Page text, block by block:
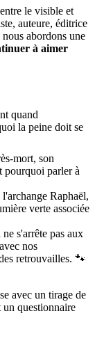
le visible et
auteure, éditrice
abordons une
à aimer
quand
la peine doit se
son
pourquoi parler à
Raphaël,
verte associée
s'arrête pas aux
nos
retrouvailles. 🐾
avec un tirage de
un questionnaire